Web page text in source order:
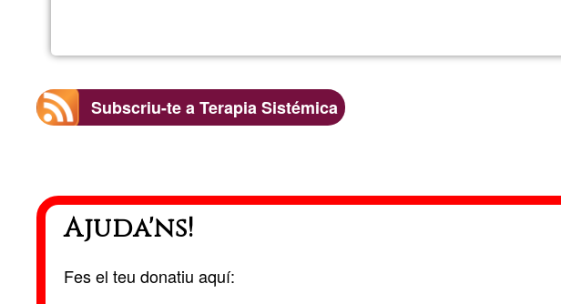
Subscriu-te a Terapia Sistémica
Ajuda'ns!
Fes el teu donatiu aquí: